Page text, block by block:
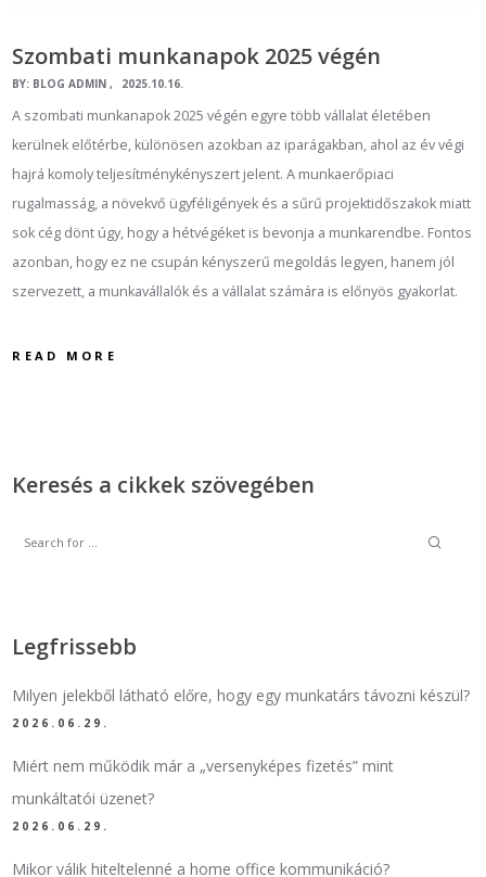
Szombati munkanapok 2025 végén
BY: BLOG ADMIN 2025.10.16.
A szombati munkanapok 2025 végén egyre több vállalat életében
kerülnek előtérbe, különösen azokban az iparágakban, ahol az év végi
hajrá komoly teljesítménykényszert jelent. A munkaerőpiaci
rugalmasság, a növekvő ügyféligények és a sűrű projektidőszakok miatt
sok cég dönt úgy, hogy a hétvégéket is bevonja a munkarendbe. Fontos
azonban, hogy ez ne csupán kényszerű megoldás legyen, hanem jól
szervezett, a munkavállalók és a vállalat számára is előnyös gyakorlat.
READ MORE
Keresés a cikkek szövegében
Legfrissebb
Milyen jelekből látható előre, hogy egy munkatárs távozni készül?
2026.06.29.
Miért nem működik már a „versenyképes fizetés” mint
munkáltatói üzenet?
2026.06.29.
Mikor válik hiteltelenné a home office kommunikáció?